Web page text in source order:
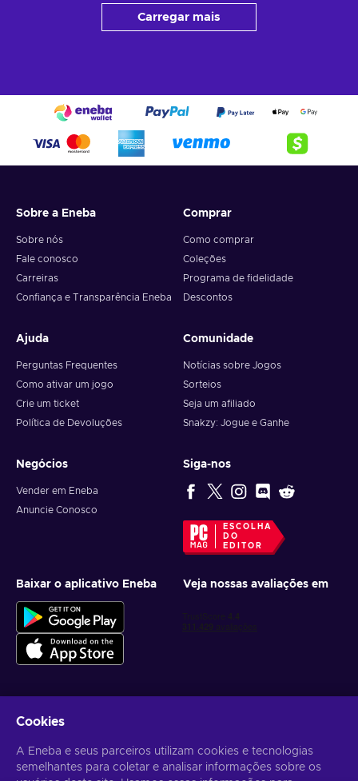
Carregar mais
Sobre a Eneba
Sobre nós
Fale conosco
Carreiras
Confiança e Transparência Eneba
Comprar
Como comprar
Coleções
Programa de fidelidade
Descontos
Ajuda
Perguntas Frequentes
Como ativar um jogo
Crie um ticket
Política de Devoluções
Comunidade
Notícias sobre Jogos
Sorteios
Seja um afiliado
Snakzy: Jogue e Ganhe
Negócios
Vender em Eneba
Anuncie Conosco
Siga-nos
ESCOLHA
DO
EDITOR
Baixar o aplicativo Eneba Veja nossas avaliações em
Receba ofertas personalizadas de jogos
Inscrever-se
Cookies
A Eneba e seus parceiros utilizam cookies e tecnologias
semelhantes para coletar e analisar informações sobre os